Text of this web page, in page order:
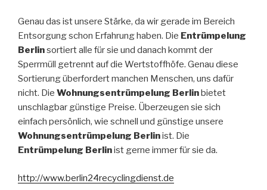
Genau das ist unsere Stärke, da wir gerade im Bereich
Entsorgung schon Erfahrung haben. Die Entrümpelung
Berlinsortiert alle für sie und danach kommt der
Sperrmüll getrennt auf die Wertstoffhöfe. Genau diese
Sortierung überfordert manchen Menschen, uns dafür
nicht. Die Wohnungsentrümpelung Berlinbietet
unschlagbar günstige Preise. Überzeugen sie sich
einfach persönlich, wie schnell und günstige unsere
Wohnungsentrümpelung Berlinist. Die
Entrümpelung Berlinist gerne immer für sie da.
http://www.berlin24recyclingdienst.de